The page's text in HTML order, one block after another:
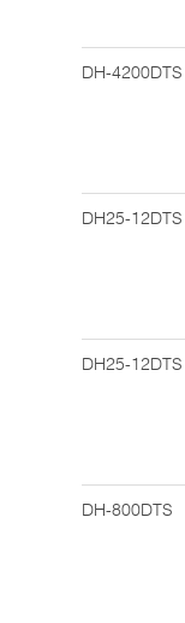
DH-4200DTS
DH25-12DTS
DH25-12DTS
DH-800DTS